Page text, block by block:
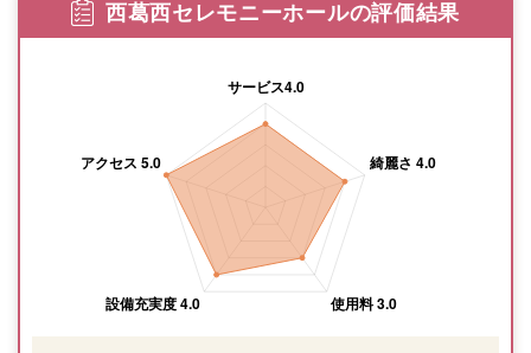
西葛西セレモニーホールの評価結果